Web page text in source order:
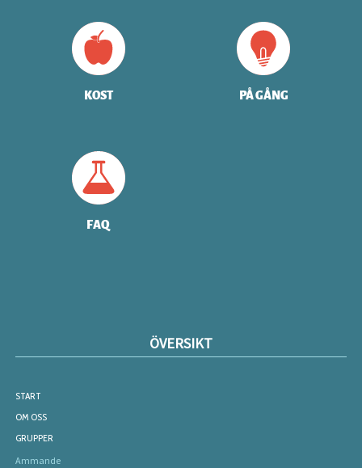
KOST PÅ GÅNG
FAQ
ÖVERSIKT
START
OM OSS
GRUPPER
Ammande